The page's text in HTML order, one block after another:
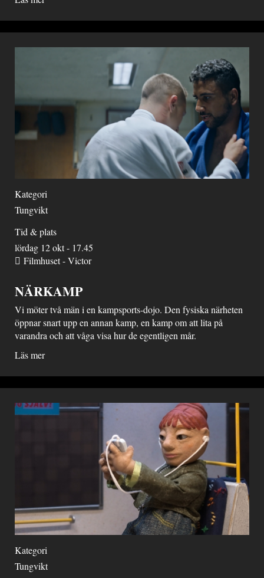
Kategori
Tungvikt
Tid & plats
lördag 12 okt - 17.45
Filmhuset - Victor
NÄRKAMP
Vi möter två män i en kampsports-dojo. Den fysiska närheten
öppnar snart upp en annan kamp, en kamp om att lita på
varandra och att våga visa hur de egentligen mår.
Läs mer
Kategori
Tungvikt